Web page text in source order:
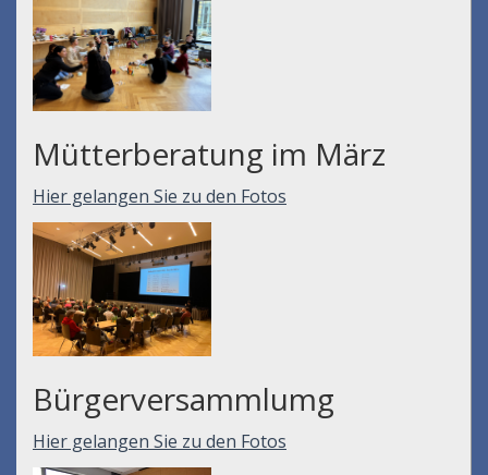
Mütterberatung im März
Hier gelangen Sie zu den Fotos
Bürgerversammlumg
Hier gelangen Sie zu den Fotos